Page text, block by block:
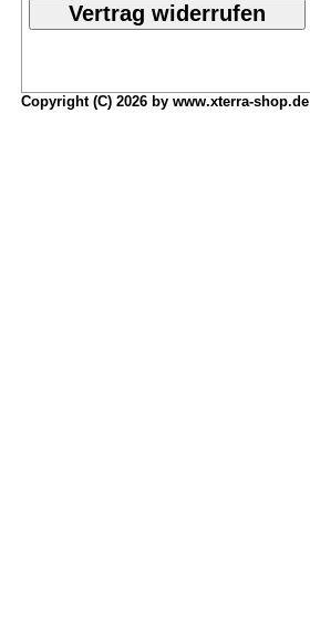
Copyright (C) 2026 by www.xterra-shop.de